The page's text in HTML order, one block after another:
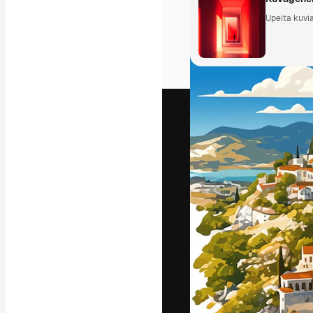
Upeita
Luova alusta
luovien alojen
toimistojen ja
Suomi